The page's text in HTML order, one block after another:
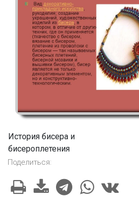
История бисера и
бисероплетения
Поделиться: